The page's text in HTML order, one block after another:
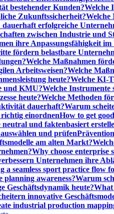
bestehender Kunden?Welche
Zukunftssicherheit?Welche
erfolgreiche
zwischen Industrie und
ihre Anpassungsfähigkeit im
fördern belastbare
Welche Maßnahmen
Arbeitsweisen?Welche
heute?Welche KI-
und KMU?Welche Instrumente
heute?Welche Methoden
dauerhaft?Warum
richtig einordnenHow to get
und faktenbasiert
und prüfen
am alten Markt?
Why choose enterprise
Unternehmen ihre
a seamless sport practice flow
planning awareness?Warum
Geschäftsdynamik heute?What
innovative
industrial production